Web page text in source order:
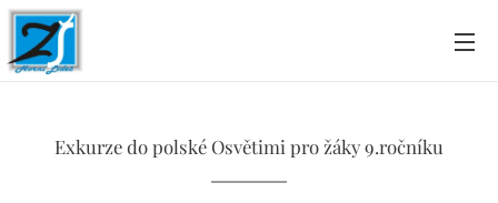
Exkurze do polské Osvětimi pro žáky 9.ročníku